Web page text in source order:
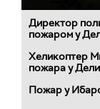
Директор
пожаром у
Хеликоптер
пожара у
Пожар у